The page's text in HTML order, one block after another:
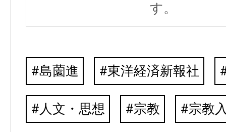
す。
島薗進 東洋経済新報社
人文・思想 宗教 宗教